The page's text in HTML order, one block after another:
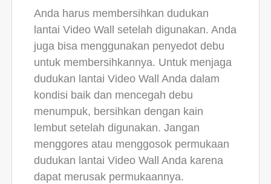
Anda harus membersihkan dudukan
lantai Video Wall setelah digunakan. Anda
juga bisa menggunakan penyedot debu
untuk membersihkannya. Untuk menjaga
dudukan lantai Video Wall Anda dalam
kondisi baik dan mencegah debu
menumpuk, bersihkan dengan kain
lembut setelah digunakan. Jangan
menggores atau menggosok permukaan
dudukan lantai Video Wall Anda karena
dapat merusak permukaannya.